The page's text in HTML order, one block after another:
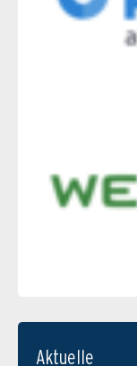
Aktuelle